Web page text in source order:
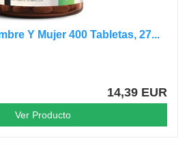
Y Mujer 400 Tabletas, 27...
14,39 EUR
Ver Producto